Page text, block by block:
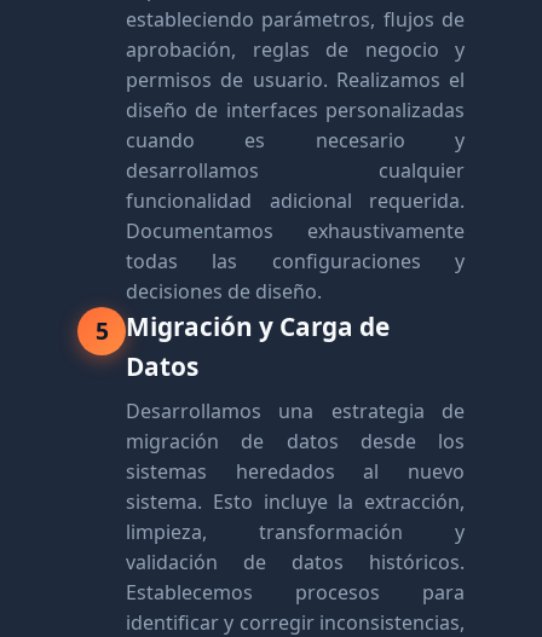
estableciendo parámetros, flujos de
aprobación, reglas de negocio y
permisos de usuario. Realizamos el
diseño de interfaces personalizadas
cuando es necesario y
desarrollamos cualquier
funcionalidad adicional requerida.
Documentamos exhaustivamente
todas las configuraciones y
decisiones de diseño.
5 Migración y Carga de
Datos
Desarrollamos una estrategia de
migración de datos desde los
sistemas heredados al nuevo
sistema. Esto incluye la extracción,
limpieza, transformación y
validación de datos históricos.
Establecemos procesos para
identificar y corregir inconsistencias,